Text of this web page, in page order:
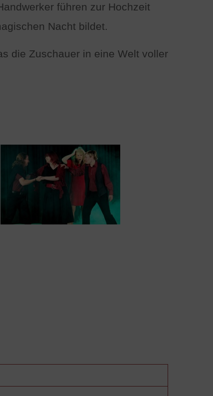
führen zur Hochzeit
Nacht bildet.
die Zuschauer in eine Welt voller